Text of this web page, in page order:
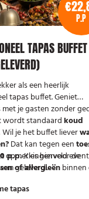
P.P
TAPAS BUFFET
als een heerlijk
tapas buffet. Geniet
je gasten zonder
wordt standaardkoud
Wil je het buffet liever
Dat kan tegen een
p.p.Kies hiervoor de
geleverd'.
opmerkingenveld
of allergieënbinnen
houden.
tapas